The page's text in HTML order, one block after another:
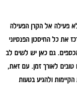
פעילה אל הקרן הפעילה
את כל החיסכון הפנסיוני
גם כאן יש לשים לב
טובים לאורך זמן. עם זאת,
ולהגיע בטעות